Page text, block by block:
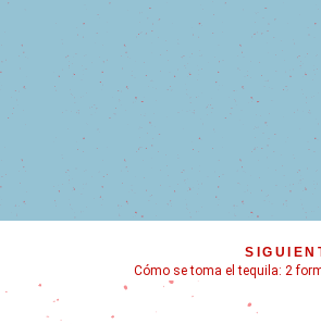
Cómo se toma el tequila: 2